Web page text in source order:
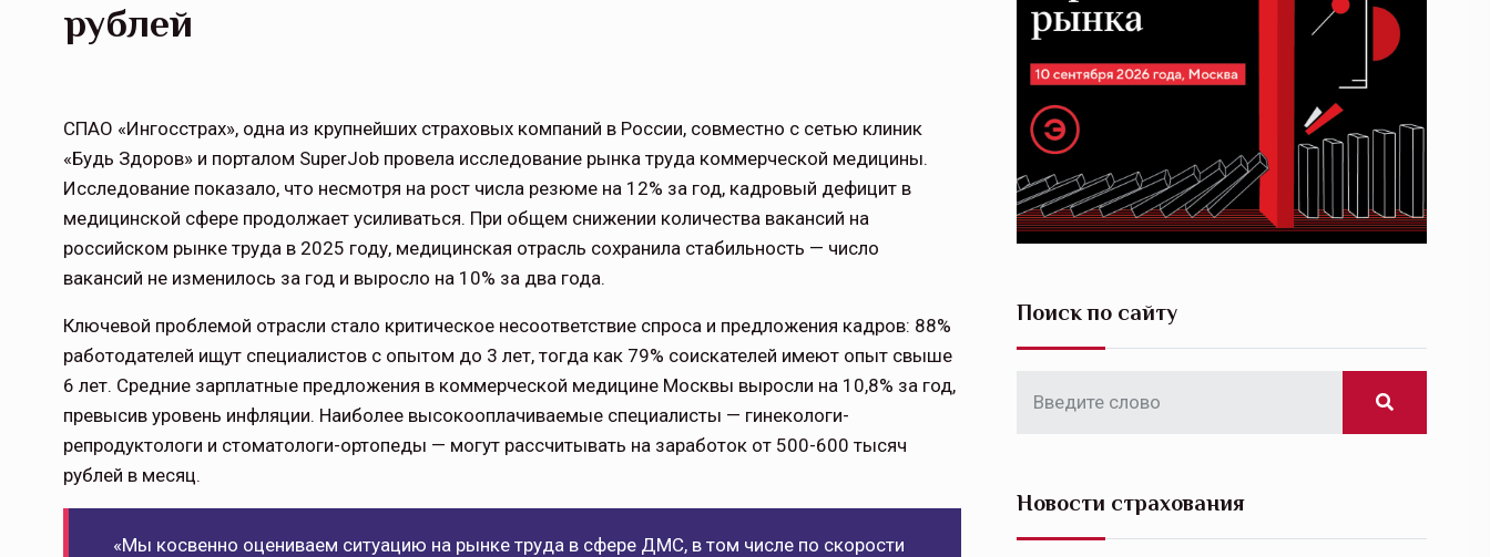
рублей
СПАО «Ингосстрах», одна из крупнейших страховых компаний в России, совместно с сетью клиник
«Будь Здоров» и порталом SuperJob провела исследование рынка труда коммерческой медицины.
Исследование показало, что несмотря на рост числа резюме на 12% за год, кадровый дефицит в
медицинской сфере продолжает усиливаться. При общем снижении количества вакансий на
российском рынке труда в 2025 году, медицинская отрасль сохранила стабильность — число
вакансий не изменилось за год и выросло на 10% за два года.
Ключевой проблемой отрасли стало критическое несоответствие спроса и предложения кадров: 88%
работодателей ищут специалистов с опытом до 3 лет, тогда как 79% соискателей имеют опыт свыше
6 лет. Средние зарплатные предложения в коммерческой медицине Москвы выросли на 10,8% за год,
превысив уровень инфляции. Наиболее высокооплачиваемые специалисты — гинекологи-
репродуктологи и стоматологи-ортопеды — могут рассчитывать на заработок от 500-600 тысяч
рублей в месяц.
«Мы косвенно оцениваем ситуацию на рынке труда в сфере ДМС, в том числе по скорости
Поиск по сайту
Новости страхования